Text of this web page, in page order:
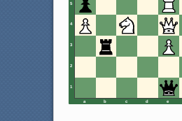
5
4
3
2
1
a b c d e